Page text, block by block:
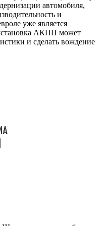
автомобиля,
и
уже является
АКПП может
и сделать вождение